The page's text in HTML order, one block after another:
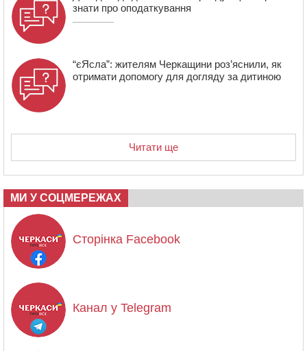
знати про оподаткування
“єЯсла”: жителям Черкащини роз’яснили, як
отримати допомогу для догляду за дитиною
Читати ще
МИ У СОЦМЕРЕЖАХ
Сторінка Facebook
Канал у Telegram